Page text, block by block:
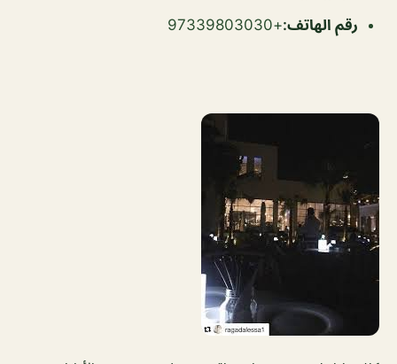
رقم الهاتف:+97339803030